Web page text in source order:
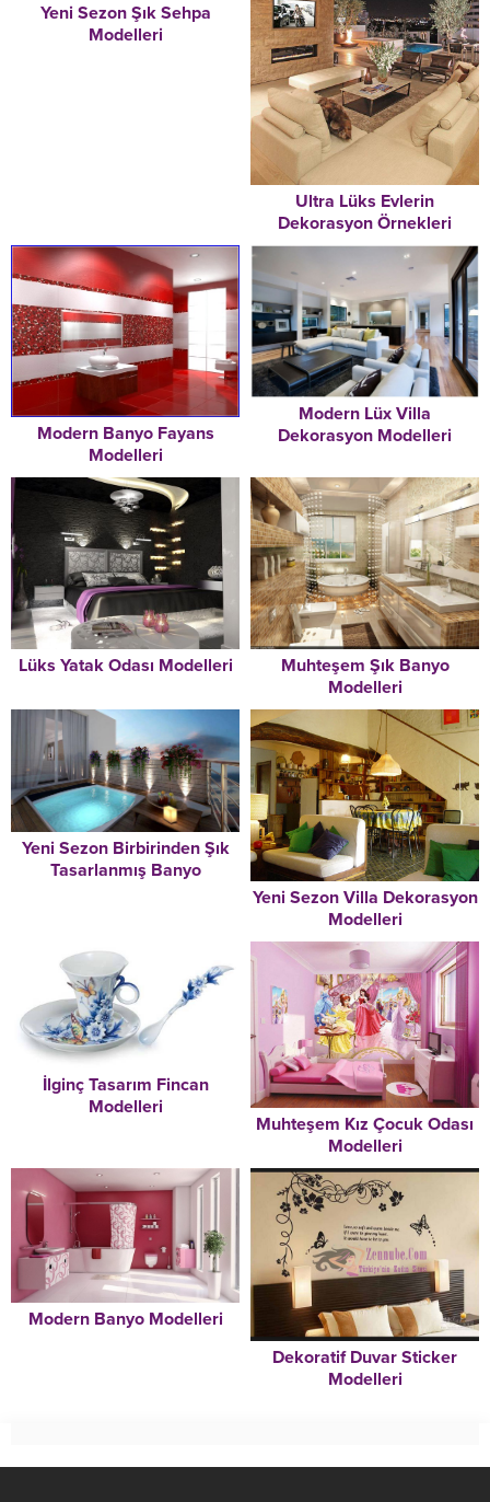
Yeni Sezon Şık Sehpa
Modelleri
Ultra Lüks Evlerin
Dekorasyon Örnekleri
Modern Banyo Fayans
Modelleri
Modern Lüx Villa
Dekorasyon Modelleri
Lüks Yatak Odası Modelleri
Muhteşem Şık Banyo
Modelleri
Yeni Sezon Birbirinden Şık
Tasarlanmış Banyo
Yeni Sezon Villa Dekorasyon
Modelleri
İlginç Tasarım Fincan
Modelleri
Muhteşem Kız Çocuk Odası
Modelleri
Modern Banyo Modelleri
Dekoratif Duvar Sticker
Modelleri